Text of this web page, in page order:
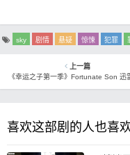
sky 剧情 悬疑 惊悚 犯罪
上一篇
《幸运之子第一季》Fortunate Son 迅
喜欢这部剧的人也喜欢